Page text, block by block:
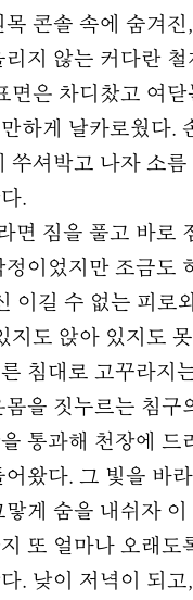
콘솔 속에 숨겨
지 않는 커다란
면은 차디찼고 여닫
하게 날카로웠다.
쑤셔박고 나자 소름
.
짐을 풀고 바로
이었지만 조금도
이길 수 없는 피로
지도 앉아 있지도 못
침대로 고꾸라지
을 짓누르는 침구
통과해 천장에 드
왔다. 그 빛을 바
게 숨을 내쉬자
또 얼마나 오래도
. 낮이 저녁이 되고,